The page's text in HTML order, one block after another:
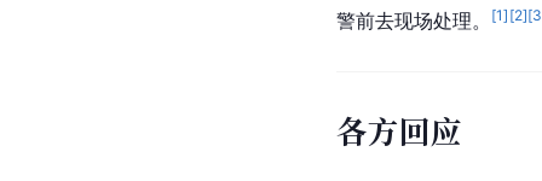
警前去现场处理。
[1] [2][3
各方回应